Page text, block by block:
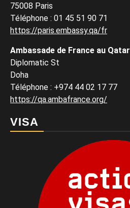
75008 Paris
Téléphone : 01 45 51 90 71
https://paris.embassy.qa/fr
Ambassade de France au Qatar
Diplomatic St
Doha
Téléphone : +974 44 02 17 77
https://qa.ambafrance.org/
VISA